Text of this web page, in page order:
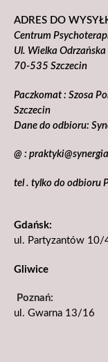
ADRES DO
Centrum
Ul. Wielka
70-535 Szczecin
Paczkomat : Szosa
Szczecin
Dane do odbioru:
@ :
tel . tylko do odbioru
Gdańsk:
ul. Partyzantów 10/
Gliwice
Poznań:
ul. Gwarna 13/16